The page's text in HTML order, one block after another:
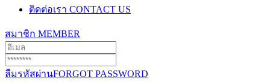
ติดต่อเรา CONTACT US
สมาชิก MEMBER
ลืมรหัสผ่านFORGOT PASSWORD